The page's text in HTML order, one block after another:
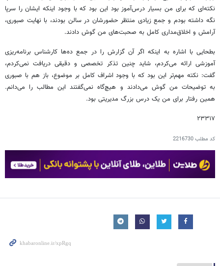
نکته‌ای که برای من بسیار درس‌آموز بود این بود که با وجود اینکه ایشان را سرپا
نگه داشته بودم و جمع زیادی منتظر حضورشان در سالن بودند، با نهایت صبوری،
آرامش و اخلاق‌مداری کامل به صحبت‌های من گوش دادند.
بطحایی با اشاره به اینکه اگر آن گزارش را در جمع ده‌ها کارشناس برنامه‌ریزی
آموزشی ارائه می‌کردم، شاید چنین تذکر تخصصی و دقیقی دریافت نمی‌کردم،
گفت: نکته مهم‌تر این بود که با وجود اشراف کامل بر موضوع، باز هم با صبوری
به توضیحات من گوش می‌دادند و هیچ‌گاه نمی‌گفتند این مطالب را می‌دانم.
همین رفتار برای من یک درس بزرگ مدیریتی بود.
۲۳۳۱۷
کد مطلب2216730